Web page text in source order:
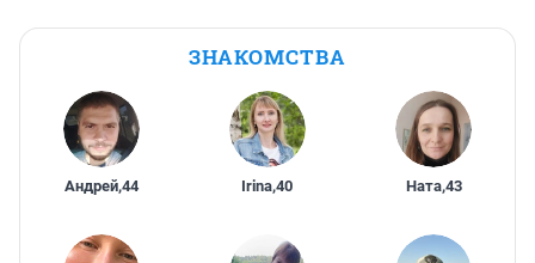
ЗНАКОМСТВА
Андрей,44 Irina,40 Ната,43